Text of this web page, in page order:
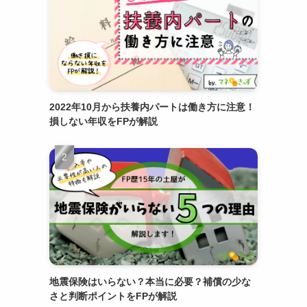
2022年10月から扶養内パートは働き方に注意！
損しない年収をFPが解説
地震保険はいらない？本当に必要？補償の少な
さと判断ポイントをFPが解説